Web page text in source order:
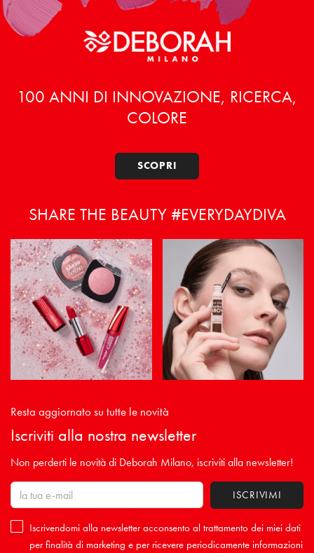
100 ANNI DI INNOVAZIONE, RICERCA,
COLORE
SCOPRI
SHARE THE BEAUTY #EVERYDAYDIVA
Resta aggiornato su tutte le novità
Iscriviti alla nostra newsletter
Non perderti le novità di Deborah Milano, iscriviti alla newsletter!
Iscrivendomi alla newsletter acconsento al trattamento dei miei dati
per finalità di marketing e per ricevere periodicamente informazioni